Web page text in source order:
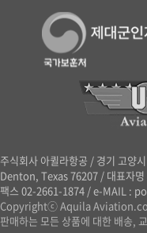
주식회사 아퀼라항공 / 경기 고양
Denton, Texas 76207 / 대표자
팩스 02-2661-1874 /e-MAIL :
Copyrightⓒ Aquila
판매하는 모든 상품에 대한 배송,